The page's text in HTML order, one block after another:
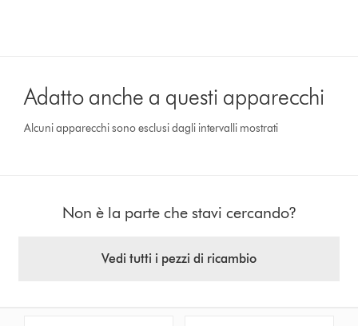
Adatto anche a questi apparecchi
Alcuni apparecchi sono esclusi dagli intervalli mostrati
Non è la parte che stavi cercando?
Vedi tutti i pezzi di ricambio